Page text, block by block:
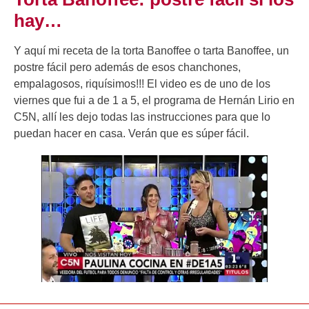
hay…
Y aquí mi receta de la torta Banoffee o tarta Banoffee, un
postre fácil pero además de esos chanchones,
empalagosos, riquísimos!!! El video es de uno de los
viernes que fui a de 1 a 5, el programa de Hernán Lirio en
C5N, allí les dejo todas las instrucciones para que lo
puedan hacer en casa. Verán que es súper fácil.